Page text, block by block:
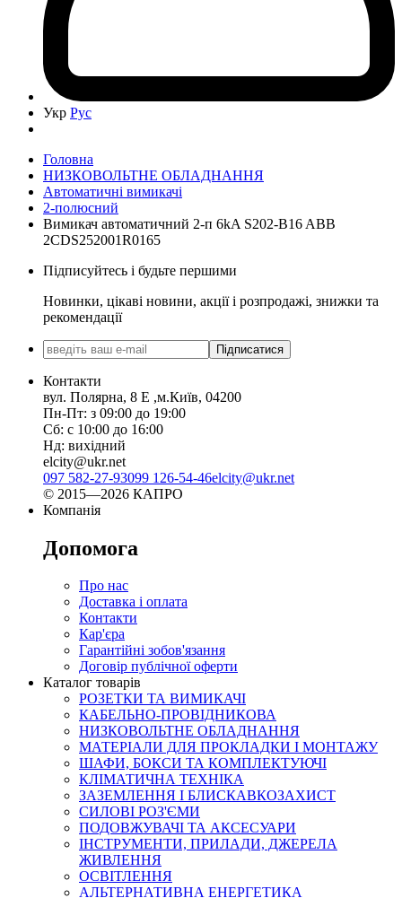
Укр Рус
Головна
НИЗКОВОЛЬТНЕ ОБЛАДНАННЯ
Автоматичні вимикачі
2-полюсний
Вимикач автоматичний 2-п 6kA S202-B16 ABB
2CDS252001R0165
Підписуйтесь і будьте першими
Новинки, цікаві новини, акції і розпродажі, знижки та
рекомендації
Підписатися
Контакти
вул. Полярна, 8 Е ,м.Київ, 04200
Пн-Пт: з 09:00 до 19:00
Сб: с 10:00 до 16:00
Нд: вихідний
elcity@ukr.net
097 582-27-93099 126-54-46elcity@ukr.net
© 2015—2026 КАПРО
Компанія
Допомога
Про нас
Доставка і оплата
Контакти
Кар'єра
Гарантійні зобов'язання
Договір публічної оферти
Каталог товарів
РОЗЕТКИ ТА ВИМИКАЧІ
КАБЕЛЬНО-ПРОВІДНИКОВА
НИЗКОВОЛЬТНЕ ОБЛАДНАННЯ
МАТЕРІАЛИ ДЛЯ ПРОКЛАДКИ І МОНТАЖУ
ШАФИ, БОКСИ ТА КОМПЛЕКТУЮЧІ
КЛІМАТИЧНА ТЕХНІКА
ЗАЗЕМЛЕННЯ І БЛИСКАВКОЗАХИСТ
СИЛОВІ РОЗ'ЄМИ
ПОДОВЖУВАЧІ ТА АКСЕСУАРИ
ІНСТРУМЕНТИ, ПРИЛАДИ, ДЖЕРЕЛА
ЖИВЛЕННЯ
ОСВІТЛЕННЯ
АЛЬТЕРНАТИВНА ЕНЕРГЕТИКА